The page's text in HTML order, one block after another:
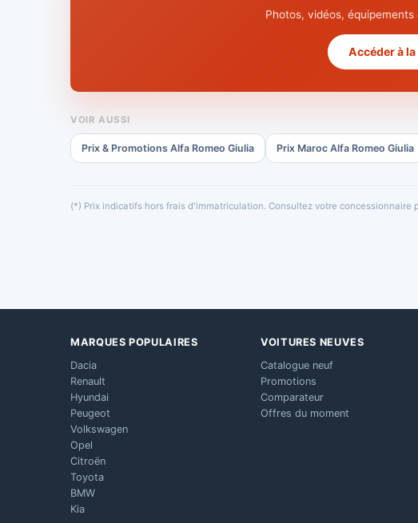
Photos, vidéos,
Accéder à
VOIR AUSSI
Prix & Promotions Alfa Romeo Giulia Prix Maroc Alfa Romeo Giulia
(*) Prix indicatifs hors frais d'immatriculation. Consultez votre concessionnaire
MARQUES POPULAIRES
Dacia
Renault
Hyundai
Peugeot
Volkswagen
Opel
Citroën
Toyota
BMW
Kia
VOITURES NEUVES
Catalogue neuf
Promotions
Comparateur
Offres du moment